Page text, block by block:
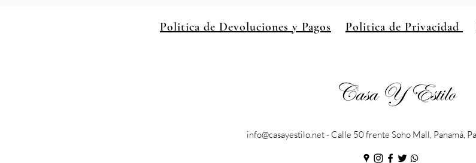
Politica de Devoluciones y Pagos Politica de Privacidad
info@casayestilo.net- Calle 50 frente Soho Mall, Panamá,